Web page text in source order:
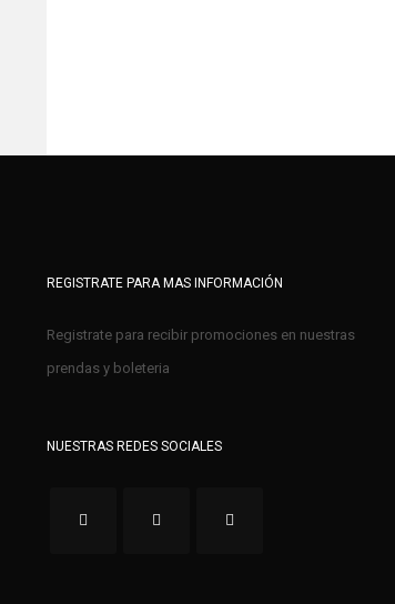
REGISTRATE PARA MAS INFORMACIÓN
Registrate para recibir promociones en nuestras
prendas y boleteria
NUESTRAS REDES SOCIALES